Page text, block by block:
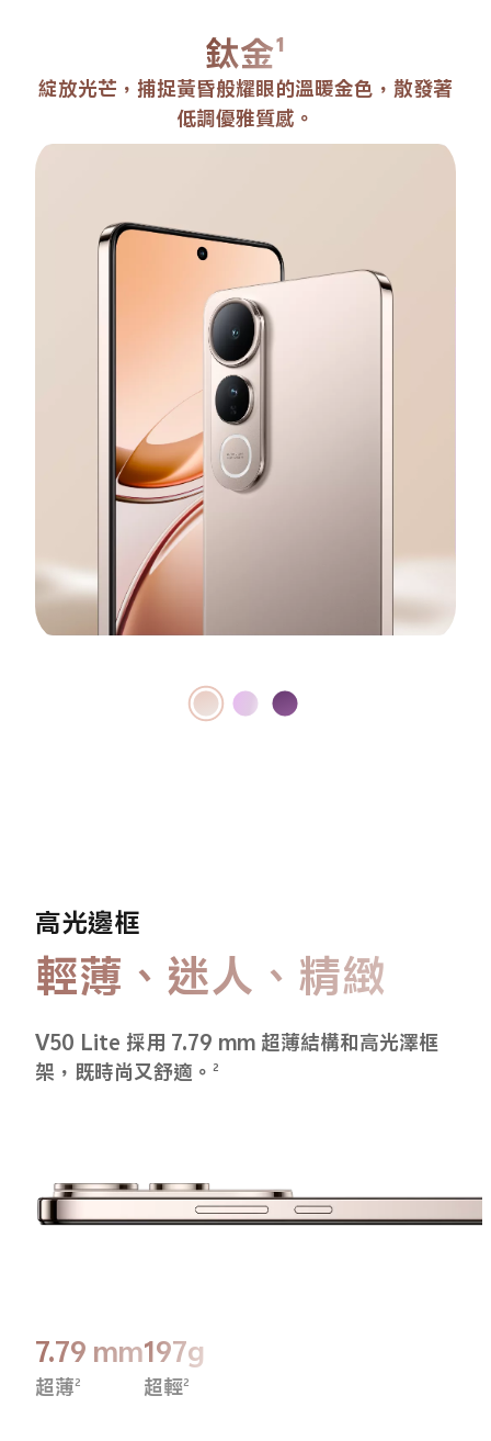
幻紫¹
靈感來自暮色天空的柔和之美，將柔和的淡紫色
調與閃亮的紋理絕妙搭配。
高光邊框
輕薄、迷人、精緻
V50 Lite 採用 7.79 mm 超薄結構和高光澤框
架，既時尚又舒適。 2
7.79 mm
超薄2
197g
超輕2